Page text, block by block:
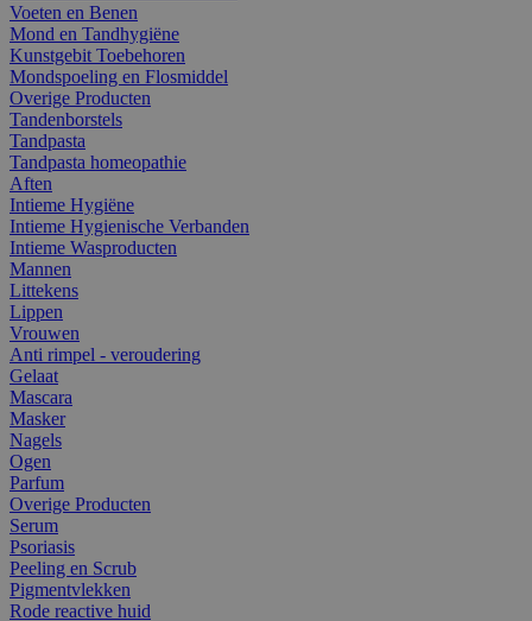
Voeten en Benen
Mond en Tandhygiëne
Kunstgebit Toebehoren
Mondspoeling en Flosmiddel
Overige Producten
Tandenborstels
Tandpasta
Tandpasta homeopathie
Aften
Intieme Hygiëne
Intieme Hygienische Verbanden
Intieme Wasproducten
Mannen
Littekens
Lippen
Vrouwen
Anti rimpel - veroudering
Gelaat
Mascara
Masker
Nagels
Ogen
Parfum
Overige Producten
Serum
Psoriasis
Peeling en Scrub
Pigmentvlekken
Rode reactive huid